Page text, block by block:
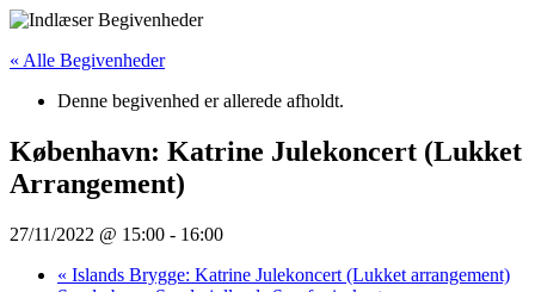
Videre
indhold
« Alle Begivenheder
Denne begivenhed er allerede afholdt.
København: Katrine Julekoncert (Lukket
Arrangement)
27/11/2022 @ 15:00 - 16:00
« Islands Brygge: Katrine Julekoncert (Lukket arrangement)